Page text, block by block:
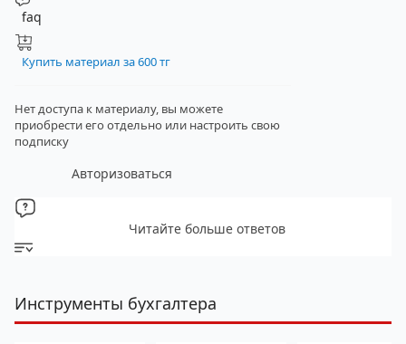
faq
Купить материал за 600 тг
Нет доступа к материалу, вы можете
приобрести его отдельно или настроить свою
подписку
Авторизоваться
Читайте больше ответов
Инструменты бухгалтера